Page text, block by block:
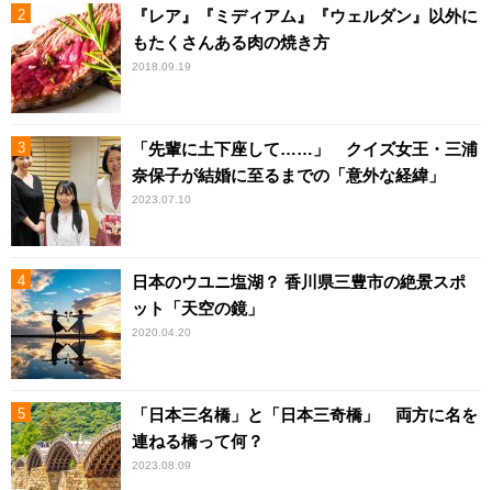
『レア』『ミディアム』『ウェルダン』以外に
もたくさんある肉の焼き方
2018.09.19
「先輩に土下座して……」 クイズ女王・三浦
奈保子が結婚に至るまでの「意外な経緯」
2023.07.10
日本のウユニ塩湖？ 香川県三豊市の絶景スポ
ット「天空の鏡」
2020.04.20
「日本三名橋」と「日本三奇橋」 両方に名を
連ねる橋って何？
2023.08.09